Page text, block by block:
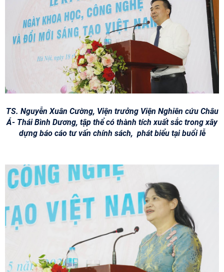
TS. Nguyễn Xuân Cường, Viện trưởng Viện Nghiên cứu Châu
Á- Thái Bình Dương, tập thể có thành tích xuất sắc trong xây
dựng báo cáo tư vấn chính sách, phát biểu tại buổi lễ